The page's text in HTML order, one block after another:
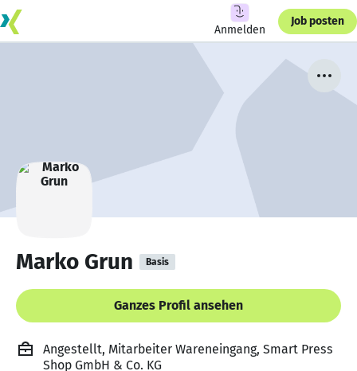
Anmelden
Job posten
Marko Grun Basis
Ganzes Profil ansehen
Angestellt, Mitarbeiter Wareneingang, Smart Press
Shop GmbH & Co. KG